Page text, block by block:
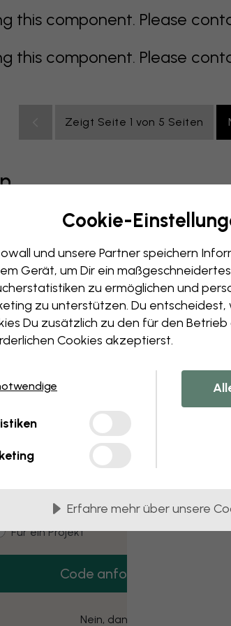
this component. Please
this component. Please
Zeigt Seite 1 von 5 Seiten
bunt orange rosa lila rot
Babyschlafzimmer Büro
this component. Please
3 kostenlose Muster
dir 3 Tapetenmuster gratis nach Hause.
type
Für mich
Für ein Projekt
Code anfordern
Nein, danke
Cookie-
und unsere Partner speichern
Gerät, um Dir ein
zu ermöglichen und
zu unterstützen. Du entscheidest,
Du zusätzlich zu den für den
Cookies akzeptierst.
Erfahre mehr über unsere